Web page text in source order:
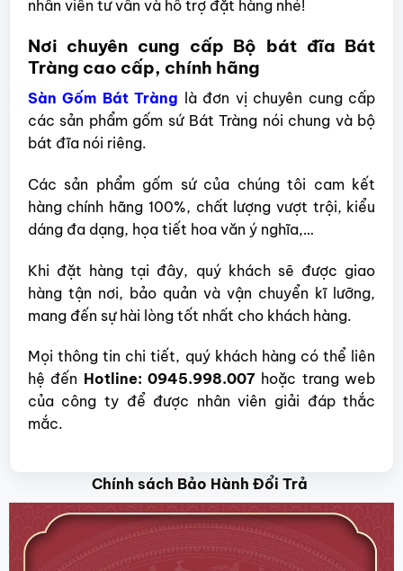
nhân viên tư vấn và hỗ trợ đặt hàng nhé!
Nơi chuyên cung cấp Bộ bát đĩa Bát
Tràng cao cấp, chính hãng
Sàn Gốm Bát Tràng
là đơn vị chuyên cung cấp
các sản phẩm gốm sứ Bát Tràng nói chung và bộ
bát đĩa nói riêng.
Các sản phẩm gốm sứ của chúng tôi cam kết
hàng chính hãng 100%, chất lượng vượt trội, kiểu
dáng đa dạng, họa tiết hoa văn ý nghĩa,…
Khi đặt hàng tại đây, quý khách sẽ được giao
hàng tận nơi, bảo quản và vận chuyển kĩ lưỡng,
mang đến sự hài lòng tốt nhất cho khách hàng.
Mọi thông tin chi tiết, quý khách hàng có thể liên
hệ đến Hotline: 0945.998.007 hoặc trang web
của công ty để được nhân viên giải đáp thắc
mắc.
Chính sách Bảo Hành Đổi Trả